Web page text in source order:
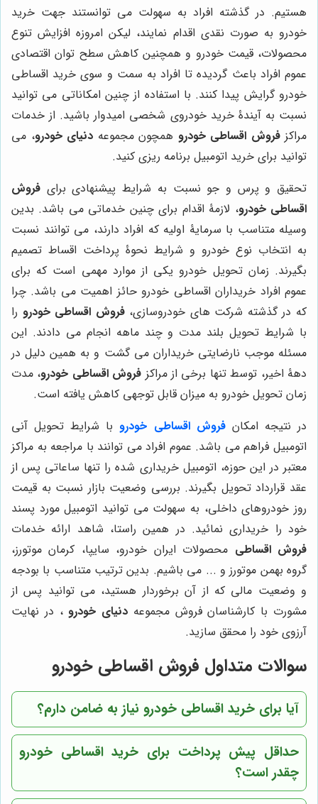
هستیم. در گذشته افراد به سهولت می توانستند جهت خرید
خودرو به صورت نقدی اقدام نمایند، لیکن امروزه افزایش تنوع
محصولات، قیمت خودرو و همچنین کاهش سطح توان اقتصادی
عموم افراد باعث گردیده تا افراد به سمت و سوی خرید اقساطی
خودرو گرایش پیدا کنند. با استفاده از چنین امکاناتی می توانید
نسبت به آیندۀ خرید خودروی شخصی امیدوار باشید. از خدمات
مراکزفروش اقساطی خودرو همچون مجموعه دنیای خودرو، می
توانید برای خرید اتومبیل برنامه ریزی کنید.
تحقیق و پرس و جو نسبت به شرایط پیشنهادی برای فروش
اقساطی خودرو، لازمۀ اقدام برای چنین خدماتی می باشد. بدین
وسیله متناسب با سرمایۀ اولیه که افراد دارند، می توانند نسبت
به انتخاب نوع خودرو و شرایط نحوۀ پرداخت اقساط تصمیم
بگیرند. زمان تحویل خودرو یکی از موارد مهمی است که برای
عموم افراد خریداران اقساطی خودرو حائز اهمیت می باشد. چرا
که در گذشته شرکت های خودروسازی،فروش اقساطی خودرو را
با شرایط تحویل بلند مدت و چند ماهه انجام می دادند. این
مسئله موجب نارضایتی خریداران می گشت و به همین دلیل در
دهۀ اخیر، توسط تنها برخی از مراکز فروش اقساطی خودرو، مدت
زمان تحویل خودرو به میزان قابل توجهی کاهش یافته است.
در نتیجه امکانفروش اقساطی خودروبا شرایط تحویل آنی
اتومبیل فراهم می باشد. عموم افراد می توانند با مراجعه به مراکز
معتبر در این حوزه، اتومبیل خریداری شده را تنها ساعاتی پس از
عقد قرارداد تحویل بگیرند. بررسی وضعیت بازار نسبت به قیمت
روز خودروهای داخلی، به سهولت می توانید اتومبیل مورد پسند
خود را خریداری نمائید. در همین راستا، شاهد ارائه خدمات
فروش اقساطی محصولات ایران خودرو، سایپا، کرمان موتورز،
گروه بهمن موتورز و ... می باشیم. بدین ترتیب متناسب با بودجه
و وضعیت مالی که از آن برخوردار هستید، می توانید پس از
مشورت با کارشناسان فروش مجموعه دنیای خودرو، در نهایت
آرزوی خود را محقق سازید.
سوالات متداول فروش اقساطی خودرو
آیا برای خرید اقساطی خودرو نیاز به ضامن دارم؟
حداقل پیش پرداخت برای خرید اقساطی خودرو
چقدر است؟